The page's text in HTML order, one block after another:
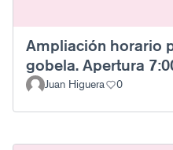
Ampliación horario
gobela. Apertura
Juan Higuera
0